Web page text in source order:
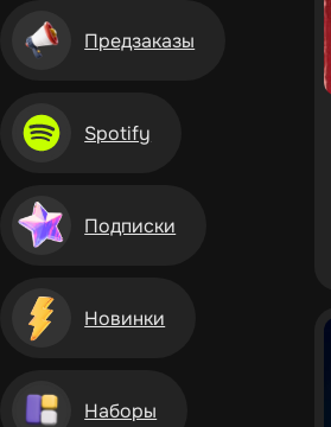
Предзаказы
Spotify
Подписки
Новинки
Наборы